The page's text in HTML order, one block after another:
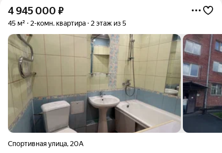
4 945 000 ₽
45 м² 2-комн. квартира 2 этаж из 5
Спортивная улица, 20А